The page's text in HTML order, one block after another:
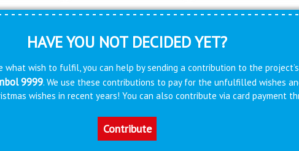
HAVE YOU NOT DECIDED YET?
what wish to fulfil, you can help by sending a contribution to the
9999. We use these contributions to pay for the unfulfilled wishes
wishes in recent years! You can also contribute via card payment
Contribute